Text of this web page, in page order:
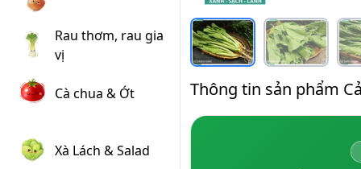
Rau thơm, rau gia
vị
Cà chua & Ớt
Xà Lách & Salad
Thông tin sản phẩm